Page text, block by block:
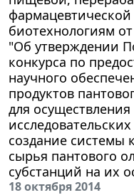
биотехнологиям
"Об утверждении
конкурса по
научного
продуктов
для
создание системы
сырья пантового
субстанций на их
18 октября 2014